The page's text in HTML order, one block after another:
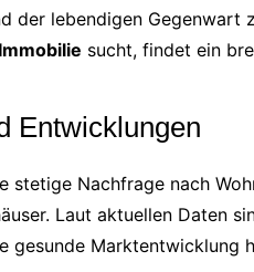
der lebendigen
Immobilie sucht, findet ein
Entwicklungen
stetige Nachfrage nach
Laut aktuellen Daten
gesunde Marktentwicklung